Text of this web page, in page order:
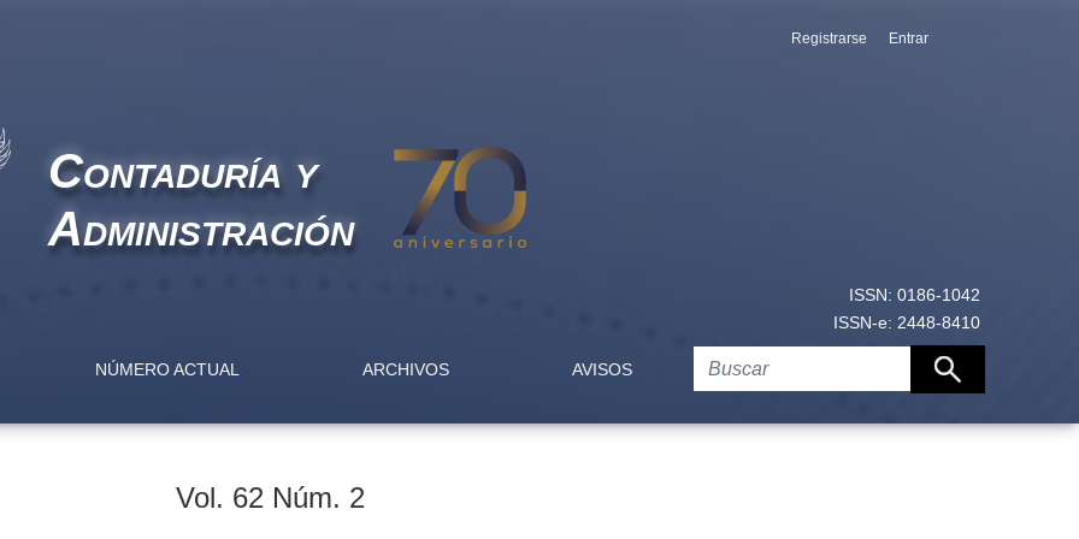
ISSN: 0186-1042
ISSN-e: 2448-8410
Contaduría y
Administración
NÚMERO ACTUAL ARCHIVOS AVISOS
Registrarse Entrar
Vol. 62 Núm. 2